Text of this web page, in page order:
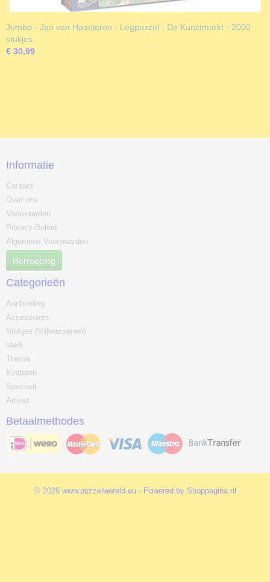
Jumbo - Jan van Haasteren - Legpuzzel - De Kunstmarkt - 2000
stukjes
€ 30,99
Informatie
Contact
Over ons
Voorwaarden
Privacy-Beleid
Algemene Voorwaarden
Herroeping
Categorieën
Aanbieding
Accessoires
Stukjes (Volwassenen)
Merk
Thema
Kinderen
Speciaal
Artiest
Betaalmethodes
© 2026 www.puzzelwereld.eu - Powered by Shoppagina.nl